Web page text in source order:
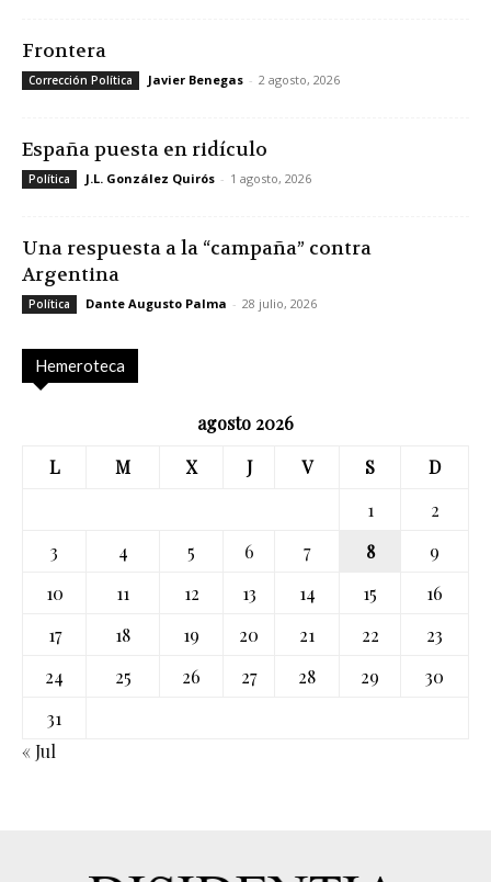
Frontera
Corrección Política Javier Benegas - 2 agosto, 2026
España puesta en ridículo
Política J.L. González Quirós - 1 agosto, 2026
Una respuesta a la “campaña” contra
Argentina
Política Dante Augusto Palma - 28 julio, 2026
Hemeroteca
agosto 2026
L
M X J V S
D
1
2
3
4 5 6 7 8
9
10
11 12 13 14 15
16
17
18 19 20 21 22
23
24
25 26 27 28 29
30
31
« Jul